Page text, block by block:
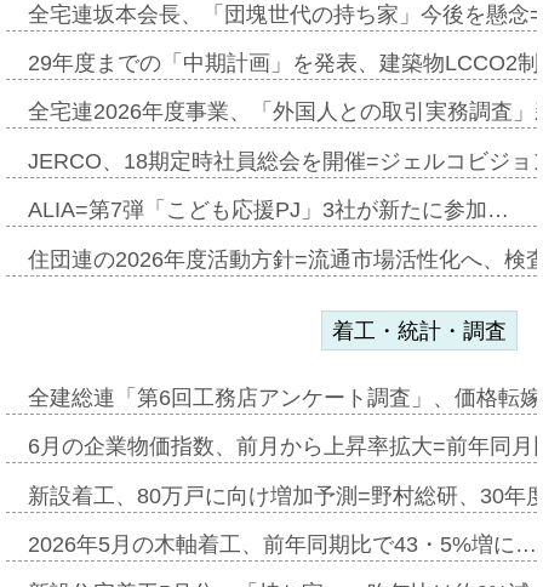
全宅連坂本会長、「団塊世代の持ち家」今後を懸
29年度までの「中期計画」を発表、建築物LCCO2
全宅連2026年度事業、「外国人との取引実務調査
JERCO、18期定時社員総会を開催=ジェルコビジ
ALIA=第7弾「こども応援PJ」3社が新たに参加…
住団連の2026年度活動方針=流通市場活性化へ、検
着工・統計・調査
全建総連「第6回工務店アンケート調査」、価格転
6月の企業物価指数、前月から上昇率拡大=前年同
新設着工、80万戸に向け増加予測=野村総研、30年
2026年5月の木軸着工、前年同期比で43・5%増に…